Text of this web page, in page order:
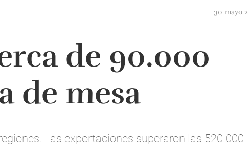
30 mayo
de 90.000
de mesa
Las exportaciones superaron las 520.000